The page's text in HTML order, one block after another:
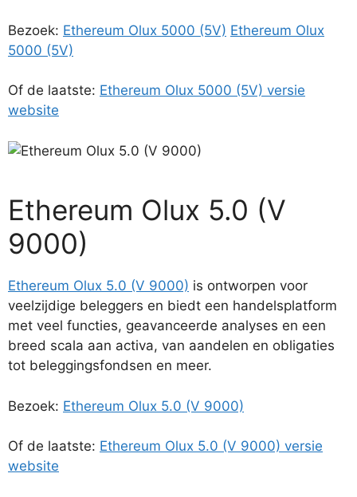
Bezoek: Ethereum Olux 5000 (5V) Ethereum Olux
5000 (5V)
Of de laatste: Ethereum Olux 5000 (5V) versie
website
Ethereum Olux 5.0 (V
9000)
Ethereum Olux 5.0 (V 9000) is ontworpen voor
veelzijdige beleggers en biedt een handelsplatform
met veel functies, geavanceerde analyses en een
breed scala aan activa, van aandelen en obligaties
tot beleggingsfondsen en meer.
Bezoek: Ethereum Olux 5.0 (V 9000)
Of de laatste: Ethereum Olux 5.0 (V 9000) versie
website